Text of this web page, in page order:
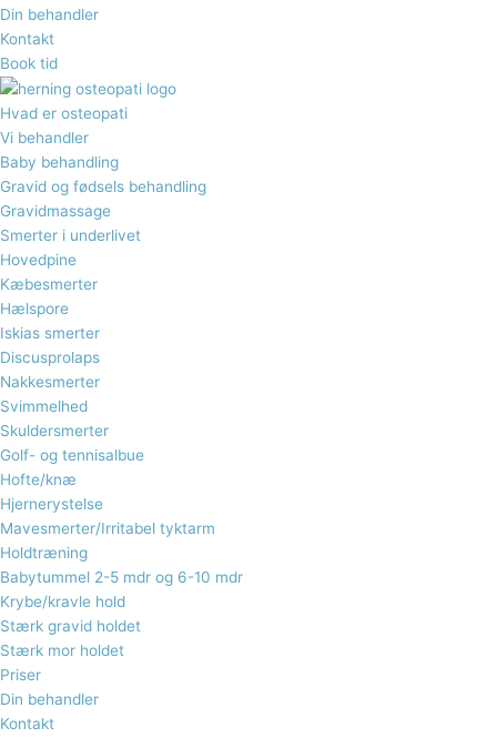
Din behandler
Kontakt
Book tid
Hvad er osteopati
Vi behandler
Baby behandling
Gravid og fødsels behandling​
Gravidmassage
Smerter i underlivet
Hovedpine
Kæbesmerter
Hælspore​
Iskias smerter
Discusprolaps
Nakkesmerter
Svimmelhed
Skuldersmerter
Golf- og tennisalbue
Hofte/knæ
Hjernerystelse
Mavesmerter/Irritabel tyktarm
Holdtræning
Babytummel 2-5 mdr og 6-10 mdr
Krybe/kravle hold
Stærk gravid holdet
Stærk mor holdet
Priser
Din behandler
Kontakt